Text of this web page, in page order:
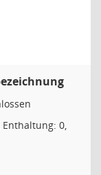
Enthaltung: 0,